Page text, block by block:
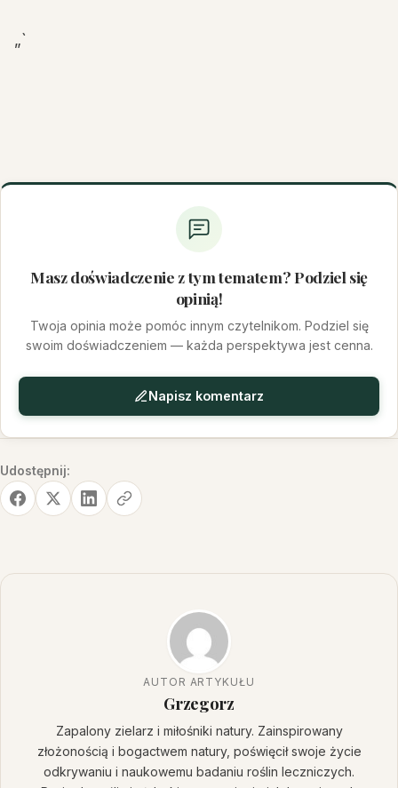
„`
Masz doświadczenie z tym tematem? Podziel się
opinią!
Twoja opinia może pomóc innym czytelnikom. Podziel się
swoim doświadczeniem — każda perspektywa jest cenna.
Napisz komentarz
Udostępnij:
AUTOR ARTYKUŁU
Grzegorz
Zapalony zielarz i miłośniki natury. Zainspirowany
złożonością i bogactwem natury, poświęcił swoje życie
odkrywaniu i naukowemu badaniu roślin leczniczych.